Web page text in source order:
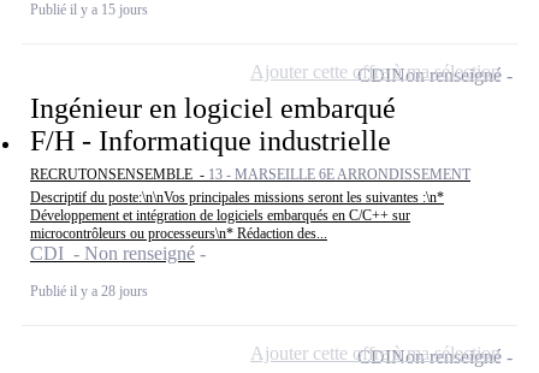
Publié il y a 15 jours
Ingénieur en logiciel embarqué
F/H - Informatique industrielle
RECRUTONSENSEMBLE - 13 - MARSEILLE 6E ARRONDISSEMENT
Descriptif du poste:\n\nVos principales missions seront les suivantes :\n*
Développement et intégration de logiciels embarqués en C/C++ sur
microcontrôleurs ou processeurs\n* Rédaction des...
CDI - Non renseigné
Publié il y a 28 jours
CDINon renseigné
Ajouter cette offre à ma sélection
CDINon renseigné
Ajouter cette offre à ma sélection